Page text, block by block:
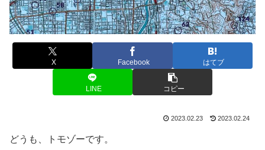
X Facebook はてブ
LINE コピー
2023.02.23 2023.02.24
どうも、トモゾーです。